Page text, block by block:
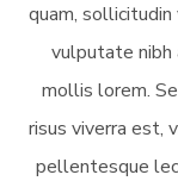
quam,
vulputate nibh
mollis lorem.
risus viverra est,
pellentesque